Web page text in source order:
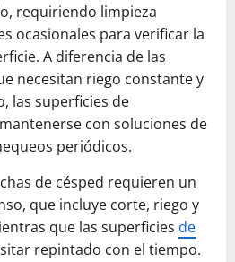
requiriendo limpieza
ocasionales para verificar la
A diferencia de las
necesitan riego constante y
las superficies de
con soluciones de
periódicos.
de césped requieren un
que incluye corte, riego y
que las superficies de
repintado con el tiempo.